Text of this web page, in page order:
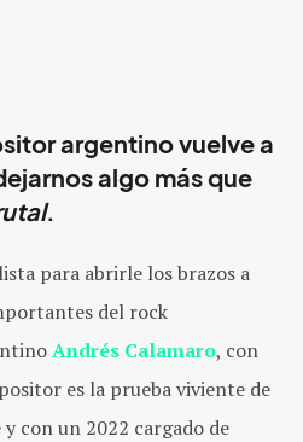
argentino vuelve a
algo más que
.
para abrirle los brazos a
del rock
Andrés Calamaro, con
es la prueba viviente de
con un 2022 cargado de